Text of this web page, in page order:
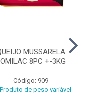
MUSSARELA
8PC +-3KG
Código: 909
de peso variável